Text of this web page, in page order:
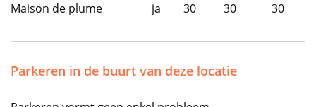
Maison de plume
ja 30 30 30
Parkeren in de buurt van deze locatie